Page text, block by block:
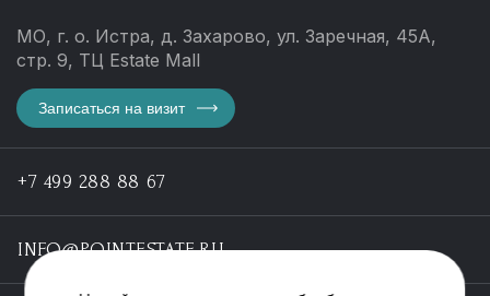
МО, г. о. Истра, д. Захарово, ул. Заречная, 45А,
стр. 9, ТЦ Estate Mall
Записаться на визит
+7 499 288 88 67
INFO@POINTESTATE.RU